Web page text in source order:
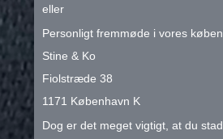
eller
Personligt fremmøde i vores
Stine & Ko
Fiolstræde 38
1171 København K
Dog er det meget vigtigt, at du